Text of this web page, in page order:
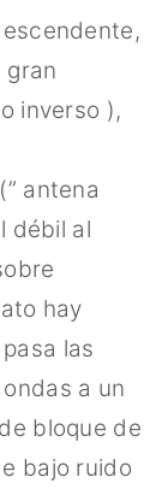
gran
inverso ),
antena
débil al
hay
las
a un
bloque de
bajo ruido